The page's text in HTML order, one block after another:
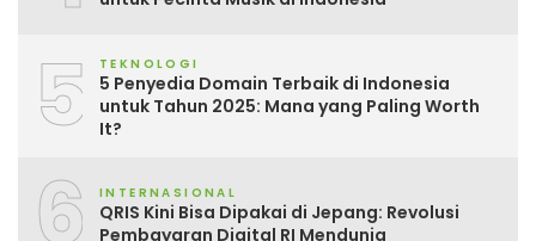
5 TEKNOLOGI
5 Penyedia Domain Terbaik di Indonesia
untuk Tahun 2025: Mana yang Paling Worth
It?
6 INTERNASIONAL
QRIS Kini Bisa Dipakai di Jepang: Revolusi
Pembayaran Digital RI Mendunia